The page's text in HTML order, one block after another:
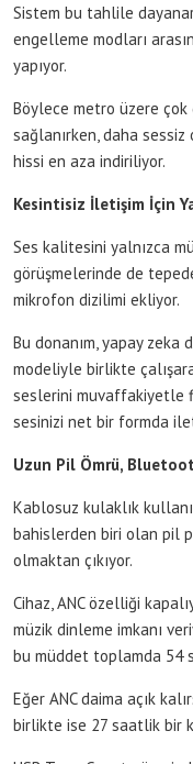
Sistem bu tahlile
engelleme modları
yapıyor.
Böylece metro üzere
sağlanırken, daha
hissi en aza indiriliyor.
Kesintisiz İletişim İçin
Ses kalitesini yalnızca
görüşmelerinde de
mikrofon dizilimi ekliyor.
Bu donanım, yapay
modeliyle birlikte
seslerini muvaffakiyetle
sesinizi net bir formda
Uzun Pil Ömrü,
Kablosuz kulaklık
bahislerden biri olan pil
olmaktan çıkıyor.
Cihaz, ANC özelliği
müzik dinleme imkanı
bu müddet toplamda 54
Eğer ANC daima açık
birlikte ise 27 saatlik bir